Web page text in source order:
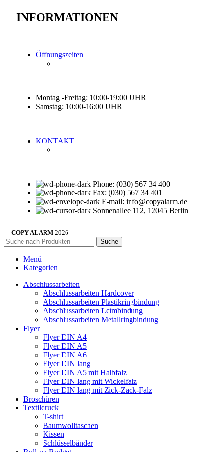
INFORMATIONEN
Öffnungszeiten
Montag -Freitag: 10:00-19:00 UHR
Samstag: 10:00-16:00 UHR
KONTAKT
Phone: (030) 567 34 400
Fax: (030) 567 34 401
E-mail: info@copyalarm.de
Sonnenallee 112, 12045 Berlin
COPY ALARM 2026
Suche
Menü
Kategorien
Abschlussarbeiten
Abschlussarbeiten Hardcover
Abschlussarbeiten Plastikringbindung
Abschlussarbeiten Leimbindung
Abschlussarbeiten Metallringbindung
Flyer
Flyer DIN A4
Flyer DIN A5
Flyer DIN A6
Flyer DIN lang
Flyer DIN A5 mit Halbfalz
Flyer DIN lang mit Wickelfalz
Flyer DIN lang mit Zick-Zack-Falz
Broschüren
Textildruck
T-shirt
Baumwolltaschen
Kissen
Schlüsselbänder